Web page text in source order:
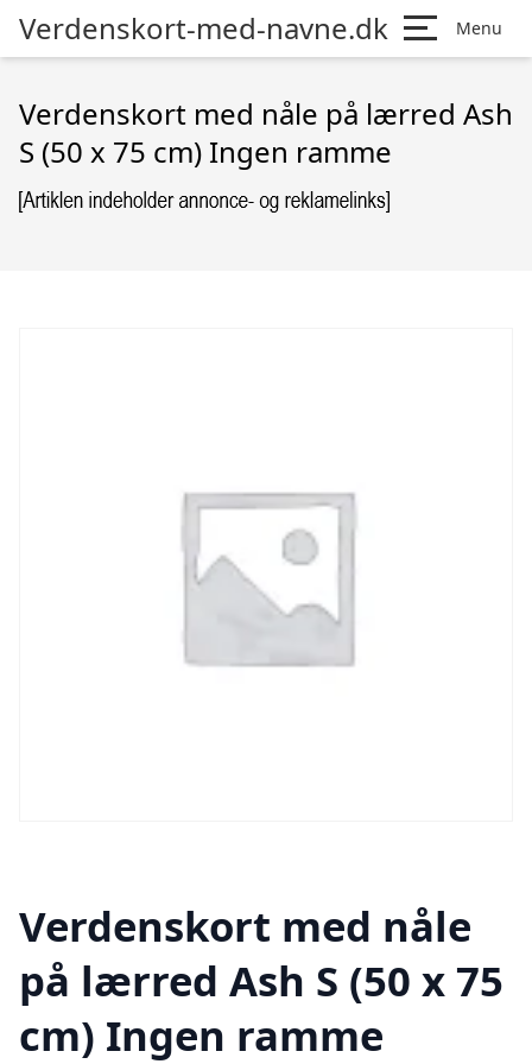
Verdenskort-med-navne.dk Menu
Verdenskort med nåle på lærred Ash
S (50 x 75 cm) Ingen ramme
Verdenskort med nåle
på lærred Ash S (50 x 75
cm) Ingen ramme